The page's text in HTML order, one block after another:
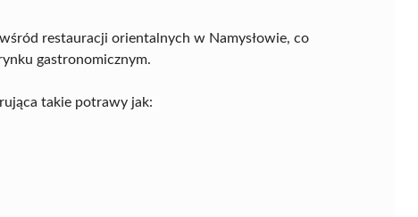
restauracji orientalnych w Namysłowie, co
gastronomicznym.
takie potrawy jak: